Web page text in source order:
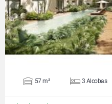
57 m² 3 Alcobas